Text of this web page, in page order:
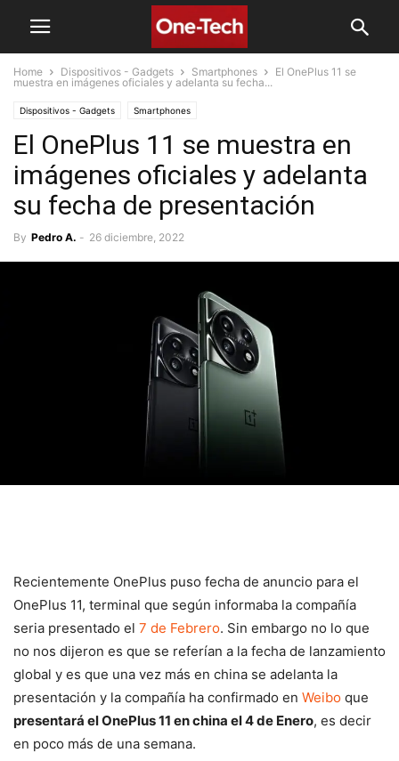
Home Dispositivos - Gadgets Smartphones
El OnePlus 11 se
muestra en imágenes oficiales y adelanta su fecha...
Dispositivos - Gadgets Smartphones
El OnePlus 11 se muestra en
imágenes oficiales y adelanta
su fecha de presentación
By Pedro A. - 26 diciembre, 2022
Recientemente OnePlus puso fecha de anuncio para el
OnePlus 11, terminal que según informaba la compañía
seria presentado el 7 de Febrero. Sin embargo no lo que
no nos dijeron es que se referían a la fecha de lanzamiento
global y es que una vez más en china se adelanta la
presentación y la compañía ha confirmado en Weibo que
presentará el OnePlus 11 en china el 4 de Enero, es decir
en poco más de una semana.